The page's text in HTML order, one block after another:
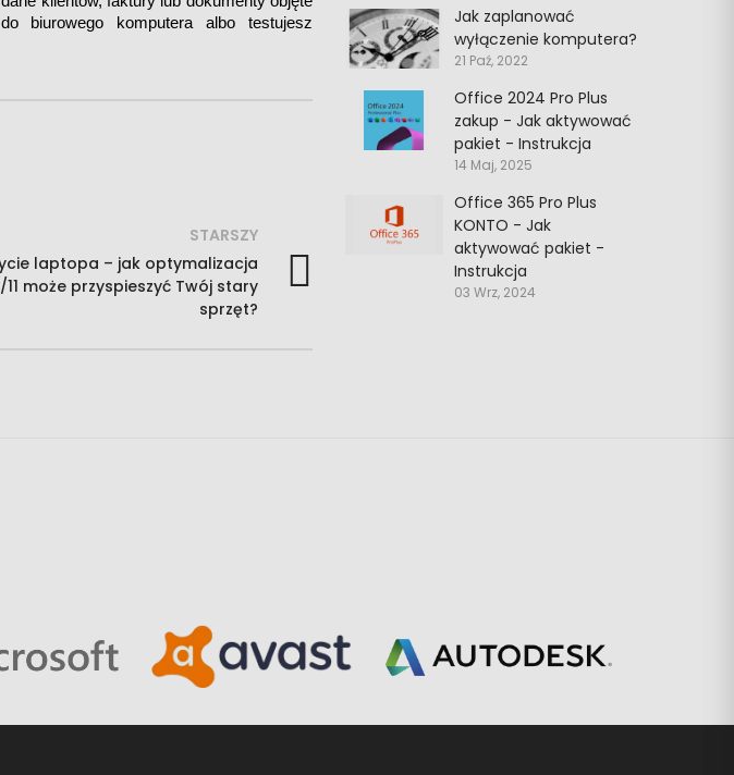
biurowego komputera albo testujesz
STARSZY
laptopa – jak optymalizacja
11 może przyspieszyć Twój stary
sprzęt?
Jak zaplanować
wyłączenie komputera?
21 Paź, 2022
Office 2024 Pro Plus
zakup - Jak aktywować
pakiet - Instrukcja
14 Maj, 2025
Office 365 Pro Plus
KONTO - Jak
aktywować pakiet -
Instrukcja
03 Wrz, 2024